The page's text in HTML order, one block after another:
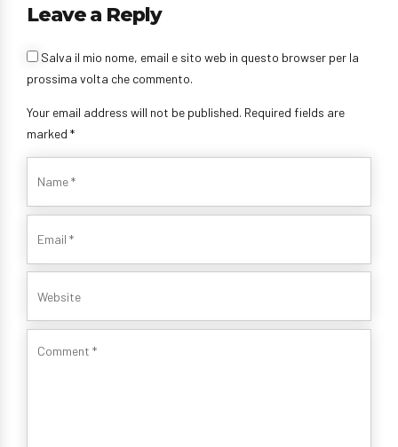
Leave a Reply
Your email address will not be published. Required fields are
marked *
Salva il mio nome, email e sito web in questo browser per la
prossima volta che commento.